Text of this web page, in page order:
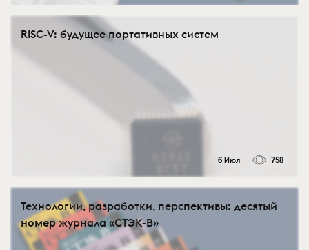
RISC-V: будущее портативных систем
6 Июл 758
Технологии, разработки, перспективы: десятый
номер журнала «СТЭК-В»